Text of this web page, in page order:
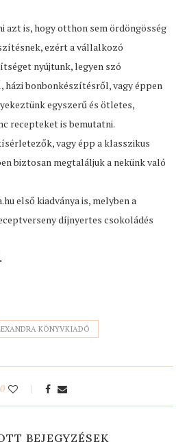
azt is, hogy otthon sem ördöngösség
ezért a vállalkozó
nyújtunk, legyen szó
bonbonkészítésről, vagy éppen
egyszerű és ötletes,
recepteket is bemutatni.
vagy épp a klasszikus
biztosan megtaláljuk a nekünk való
első kiadványa is, melyben a
díjnyertes csokoládés
KÖNYVKIADÓ
0
BEJEGYZÉSEK